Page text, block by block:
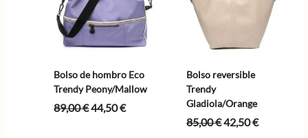
Bolso de hombro Eco
Trendy Peony/Mallow
89,00€El
44,50€El
Bolso reversible
Trendy
Gladiola/Orange
85,00€El
42,50€El